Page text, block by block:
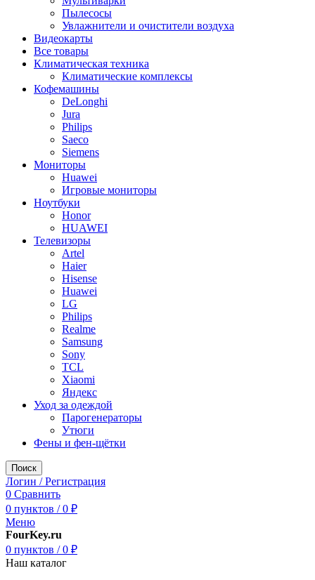
Пылесосы
Увлажнители и очистители воздуха
Видеокарты
Все товары
Климатическая техника
Климатические комплексы
Кофемашины
DeLonghi
Jura
Philips
Saeco
Siemens
Мониторы
Huawei
Игровые мониторы
Ноутбуки
Honor
HUAWEI
Телевизоры
Artel
Haier
Hisense
Huawei
LG
Philips
Realme
Samsung
Sony
TCL
Xiaomi
Яндекс
Уход за одеждой
Парогенераторы
Утюги
Фены и фен-щётки
Поиск
Логин / Регистрация
0 Сравнить
0 пунктов / 0 ₽
Меню
FourKey.ru
0 пунктов / 0 ₽
Наш каталог